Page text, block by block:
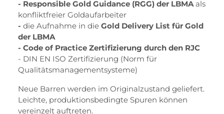
- Responsible Gold Guidance (RGG) der LBMA als
konfliktfreier Goldaufarbeiter
- die Aufnahme in die Gold Delivery List für Gold
der LBMA
- Code of Practice Zertifizierung durch den RJC
- DIN EN ISO Zertifizierung (Norm für
Qualitätsmanagementsysteme)
Neue Barren werden im Originalzustand geliefert.
Leichte, produktionsbedingte Spuren können
vereinzelt auftreten.